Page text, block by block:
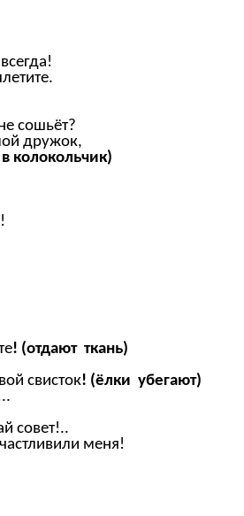
сошьёт?
дружок,
колокольчик)
! (отдают ткань)
свисток! (ёлки убегают)
совет!..
меня!